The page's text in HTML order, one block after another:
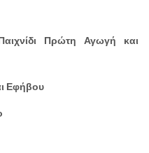
Πρώτη Αγωγή και
Εφήβου